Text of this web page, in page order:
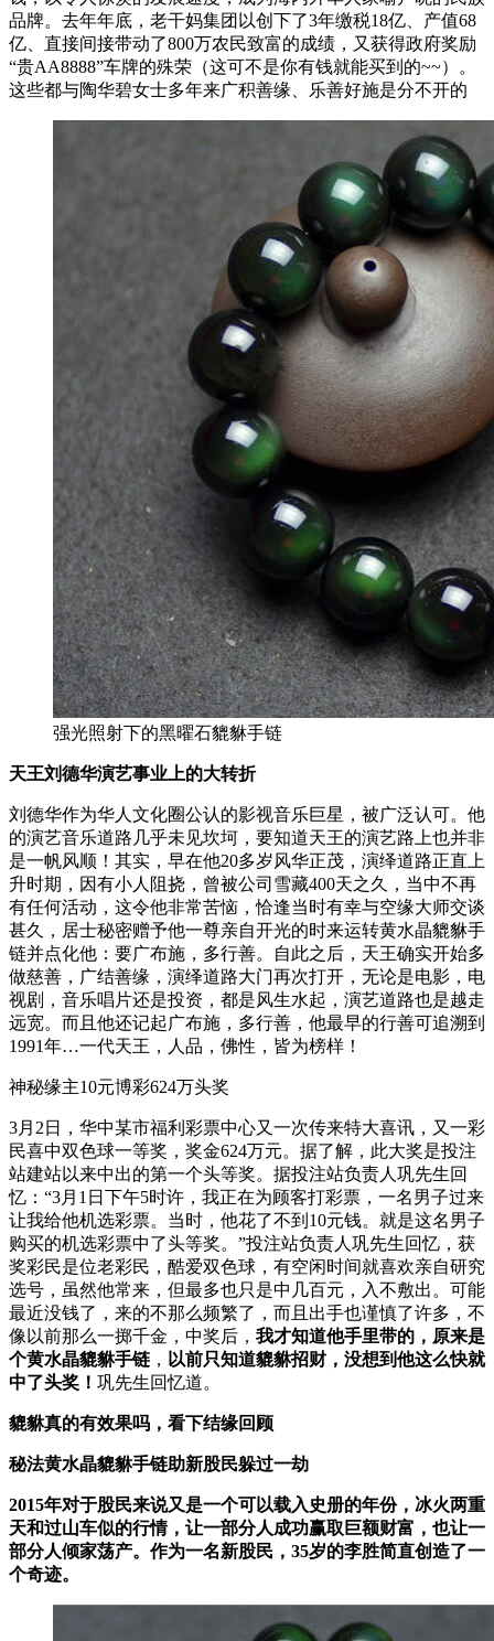
品牌。去年年底，老干妈集团以创下了3年缴税18亿、产值68
亿、直接间接带动了800万农民致富的成绩，又获得政府奖励
“贵AA8888”车牌的殊荣（这可不是你有钱就能买到的~~）。
这些都与陶华碧女士多年来广积善缘、乐善好施是分不开的
强光照射下的黑曜石貔貅手链
天王刘德华演艺事业上的大转折
刘德华作为华人文化圈公认的影视音乐巨星，被广泛认可。他
的演艺音乐道路几乎未见坎坷，要知道天王的演艺路上也并非
是一帆风顺！其实，早在他20多岁风华正茂，演绎道路正直上
升时期，因有小人阻挠，曾被公司雪藏400天之久，当中不再
有任何活动，这令他非常苦恼，恰逢当时有幸与空缘大师交谈
甚久，居士秘密赠予他一尊亲自开光的时来运转黄水晶貔貅手
链并点化他：要广布施，多行善。自此之后，天王确实开始多
做慈善，广结善缘，演绎道路大门再次打开，无论是电影，电
视剧，音乐唱片还是投资，都是风生水起，演艺道路也是越走
远宽。而且他还记起广布施，多行善，他最早的行善可追溯到
1991年…一代天王，人品，佛性，皆为榜样！
神秘缘主10元博彩624万头奖
3月2日，华中某市福利彩票中心又一次传来特大喜讯，又一彩
民喜中双色球一等奖，奖金624万元。据了解，此大奖是投注
站建站以来中出的第一个头等奖。据投注站负责人巩先生回
忆：“3月1日下午5时许，我正在为顾客打彩票，一名男子过来
让我给他机选彩票。当时，他花了不到10元钱。就是这名男子
购买的机选彩票中了头等奖。”投注站负责人巩先生回忆，获
奖彩民是位老彩民，酷爱双色球，有空闲时间就喜欢亲自研究
选号，虽然他常来，但最多也只是中几百元，入不敷出。可能
最近没钱了，来的不那么频繁了，而且出手也谨慎了许多，不
像以前那么一掷千金，中奖后， 我才知道他手里带的，原来是
个黄水晶貔貅手链 ， 以前只知道貔貅招财，没想到他这么快就
中了头奖！ 巩先生回忆道。
貔貅真的有效果吗，看下结缘回顾
秘法黄水晶貔貅手链助新股民躲过一劫
2015年对于股民来说又是一个可以载入史册的年份，冰火两重
天和过山车似的行情，让一部分人成功赢取巨额财富，也让一
部分人倾家荡产。作为一名新股民，35岁的李胜简直创造了一
个奇迹。